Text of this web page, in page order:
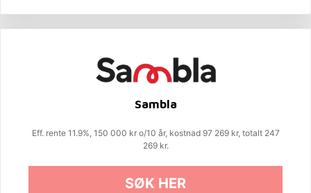
Sambla
Eff. rente 11.9%, 150 000 kr o/10 år, kostnad 97 269 kr, totalt 247
269 kr.
SØK HER